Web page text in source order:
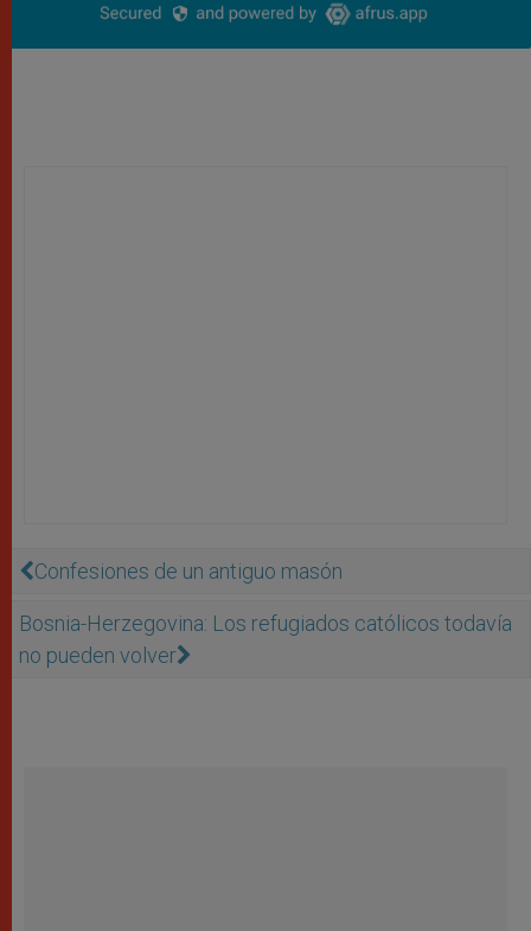
Confesiones de un antiguo masón
Bosnia-Herzegovina: Los refugiados católicos todavía
no pueden volver